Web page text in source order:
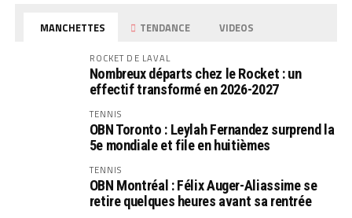
MANCHETTES TENDANCE VIDEOS
ROCKET DE LAVAL
Nombreux départs chez le Rocket : un
effectif transformé en 2026-2027
TENNIS
OBN Toronto : Leylah Fernandez surprend la
5e mondiale et file en huitièmes
TENNIS
OBN Montréal : Félix Auger-Aliassime se
retire quelques heures avant sa rentrée